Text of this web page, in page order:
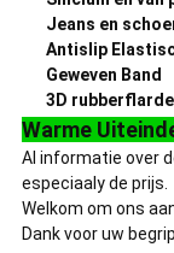
Jeans en
Antislip
Geweven Band
3D
Warme
Al informatie over
especiaaly de prijs.
Welkom om ons
Dank voor uw begrip.